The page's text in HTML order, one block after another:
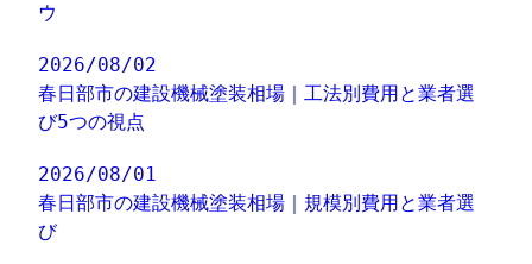
ウ
2026/08/02
春日部市の建設機械塗装相場｜工法別費用と業者選
び5つの視点
2026/08/01
春日部市の建設機械塗装相場｜規模別費用と業者選
び